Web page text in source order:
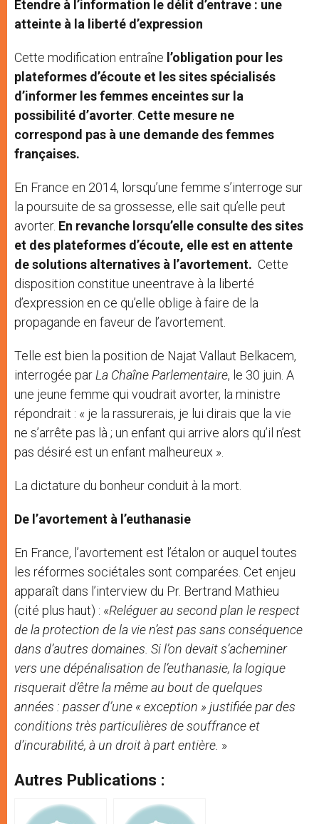
Etendre à l’information le délit d’entrave : une
atteinte à la liberté d’expression
Cette modification entraîne l’obligation pour les
plateformes d’écoute et les sites spécialisés
d’informer les femmes enceintes sur la
possibilité d’avorter Cette mesure ne
correspond pas à une demande des femmes
françaises.
En France en 2014, lorsqu’une femme s’interroge sur
la poursuite de sa grossesse, elle sait qu’elle peut
avorter. En revanche lorsqu’elle consulte des sites
et des plateformes d’écoute, elle est en attente
de solutions alternatives à l’avortement. Cette
disposition constitue uneentrave à la liberté
d’expression en ce qu’elle oblige à faire de la
propagande en faveur de l’avortement.
Telle est bien la position de Najat Vallaut Belkacem,
interrogée par La Chaîne Parlementaire, le 30 juin. A
une jeune femme qui voudrait avorter, la ministre
répondrait : « je la rassurerais, je lui dirais que la vie
ne s’arrête pas là ; un enfant qui arrive alors qu’il n’est
pas désiré est un enfant malheureux ».
La dictature du bonheur conduit à la mort.
De l’avortement à l’euthanasie
En France, l’avortement est l’étalon or auquel toutes
les réformes sociétales sont comparées. Cet enjeu
apparaît dans l’interview du Pr. Bertrand Mathieu
(cité plus haut) : «Reléguer au second plan le respect
de la protection de la vie n’est pas sans conséquence
dans d’autres domaines. Si l’on devait s’acheminer
vers une dépénalisation de l’euthanasie, la logique
risquerait d’être la même au bout de quelques
années : passer d’une « exception » justifiée par des
conditions très particulières de souffrance et
d’incurabilité, à un droit à part entière. »
Autres Publications :